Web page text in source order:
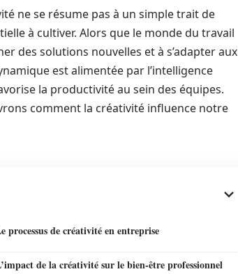
ne se résume pas à un simple trait de
à cultiver. Alors que le monde du travail
des solutions nouvelles et à s’adapter aux
est alimentée par l’intelligence
la productivité au sein des équipes.
comment la créativité influence notre
processus de créativité en entreprise
de la créativité sur le bien-être professionnel